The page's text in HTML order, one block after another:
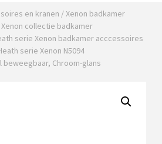
en kranen /Xenon badkamer
Xenon collectie badkamer
serie Xenon badkamer acccessoires
serie Xenon N5094
Chroom-glans